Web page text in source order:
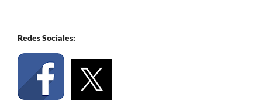
Redes Sociales: